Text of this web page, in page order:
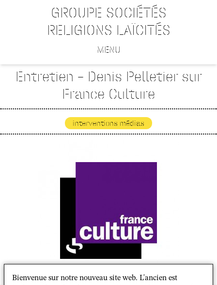
GROUPE SOCIÉTÉS
RELIGIONS LAÏCITÉS
MENU
Entretien – Denis Pelletier sur
France Culture
interventions médias
Bienvenue sur notre nouveau site web. L'ancien est